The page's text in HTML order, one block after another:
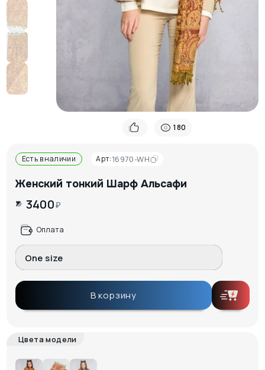
180
Есть в наличии Арт:16970-WH
Женский тонкий Шарф Альсафи
3400₽
Оплата
One size
В корзину
Цвета модели